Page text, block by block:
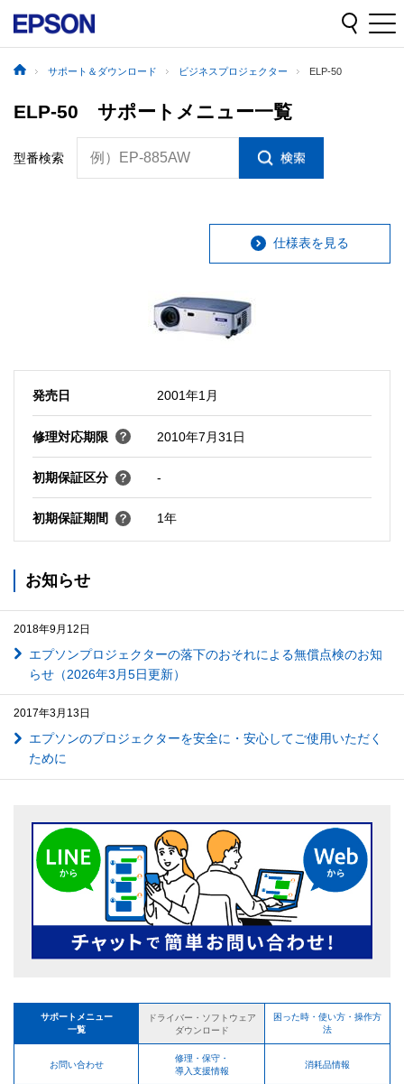
サポート＆ダウンロード ビジネスプロジェクター ELP-50
ELP-50 サポートメニュー一覧
型番検索 例）EP-885AW
仕様表を見る
発売日 2001年1月
修理対応期限 2010年7月31日
初期保証区分 -
初期保証期間 1年
お知らせ
2018年9月12日
エプソンプロジェクターの落下のおそれによる無償点検のお知
らせ（2026年3月5日更新）
2017年3月13日
エプソンのプロジェクターを安全に・安心してご使用いただく
ために
サポートメニュー
一覧
ドライバー・ソフトウェア
ダウンロード
困った時・使い方・操作方
法
お問い合わせ
修理・保守・
導入支援情報
消耗品情報